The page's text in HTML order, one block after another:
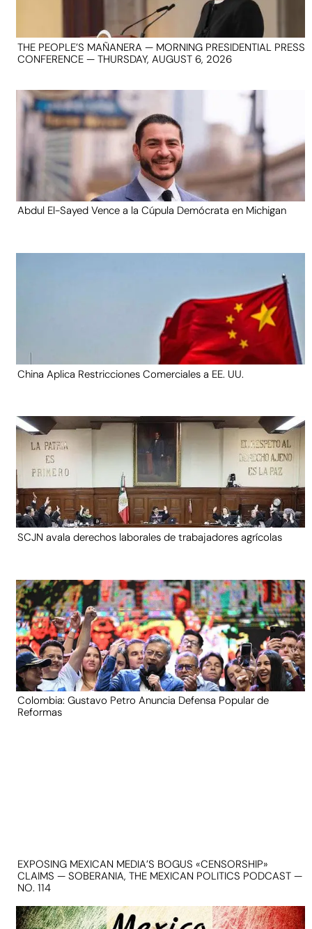
THE PEOPLE’S MAÑANERA — MORNING PRESIDENTIAL PRESS
CONFERENCE — THURSDAY, AUGUST 6, 2026
Abdul El-Sayed Vence a la Cúpula Demócrata en Michigan
China Aplica Restricciones Comerciales a EE. UU.
SCJN avala derechos laborales de trabajadores agrícolas
Colombia: Gustavo Petro Anuncia Defensa Popular de
Reformas
EXPOSING MEXICAN MEDIA’S BOGUS «CENSORSHIP»
CLAIMS — SOBERANIA, THE MEXICAN POLITICS PODCAST —
NO. 114